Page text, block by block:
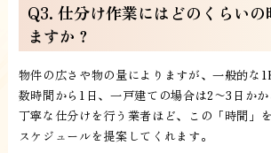
Q3. 仕分け作業にはどのくらいの
ますか？
物件の広さや物の量によりますが、一般的な
数時間から1日、一戸建ての場合は2〜3日かか
丁寧な仕分けを行う業者ほど、この「時間」
スケジュールを提案してくれます。